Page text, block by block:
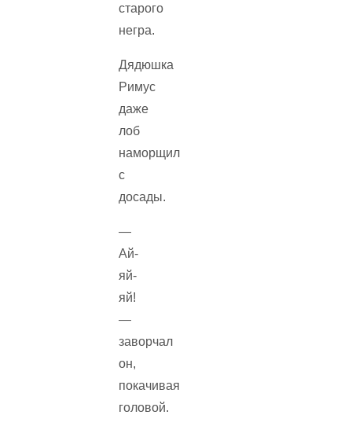
старого
негра.
Дядюшка
Римус
даже
лоб
наморщил
с
досады.
—
Ай-
яй-
яй!
—
заворчал
он,
покачивая
головой.